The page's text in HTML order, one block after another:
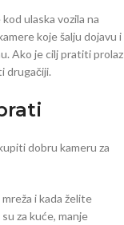
ulaska vozila na
koje šalju dojavu i
Ako je cilj pratiti prolaz
drugačiji.
dobru kameru za
i kada želite
za kuće, manje